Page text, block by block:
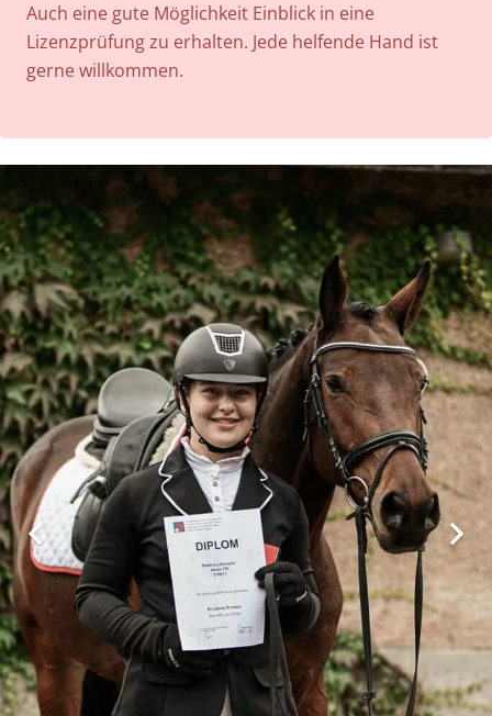
Auch eine gute Möglichkeit Einblick in eine
Lizenzprüfung zu erhalten. Jede helfende Hand ist
gerne willkommen.